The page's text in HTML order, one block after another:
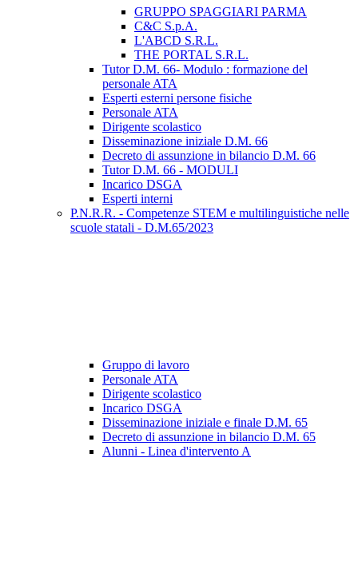
GRUPPO SPAGGIARI PARMA
C&C S.p.A.
L'ABCD S.R.L.
THE PORTAL S.R.L.
Tutor D.M. 66- Modulo : formazione del
personale ATA
Esperti esterni persone fisiche
Personale ATA
Dirigente scolastico
Disseminazione iniziale D.M. 66
Decreto di assunzione in bilancio D.M. 66
Tutor D.M. 66 - MODULI
Incarico DSGA
Esperti interni
P.N.R.R. - Competenze STEM e multilinguistiche nelle
scuole statali - D.M.65/2023
Gruppo di lavoro
Personale ATA
Dirigente scolastico
Incarico DSGA
Disseminazione iniziale e finale D.M. 65
Decreto di assunzione in bilancio D.M. 65
Alunni - Linea d'intervento A